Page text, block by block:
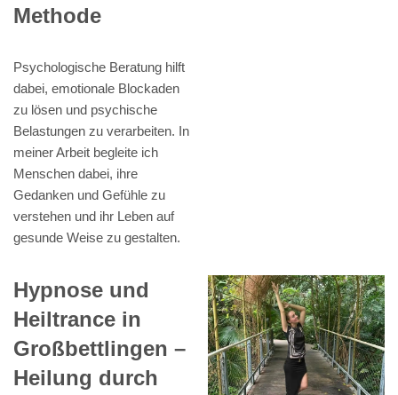
Methode
Psychologische Beratung hilft
dabei, emotionale Blockaden
zu lösen und psychische
Belastungen zu verarbeiten. In
meiner Arbeit begleite ich
Menschen dabei, ihre
Gedanken und Gefühle zu
verstehen und ihr Leben auf
gesunde Weise zu gestalten.
Hypnose und
Heiltrance in
Großbettlingen –
Heilung durch